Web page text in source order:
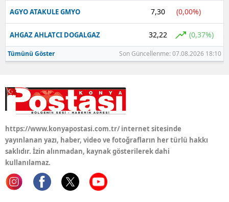
AGYO ATAKULE GMYO 7,30 (0,00%)
AHGAZ AHLATCI DOGALGAZ 32,22 (0,37%)
Tümünü Göster Son Güncellenme: 07.08.2026 18:10
https://www.konyapostasi.com.tr/ internet sitesinde
yayınlanan yazı, haber, video ve fotoğrafların her türlü hakkı
saklıdır. İzin alınmadan, kaynak gösterilerek dahi
kullanılamaz.